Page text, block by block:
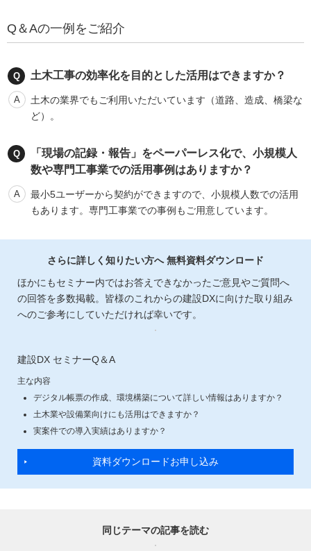
Q＆Aの一例をご紹介
土木工事の効率化を目的とした活用はできますか？
土木の業界でもご利用いただいています（道路、造成、橋梁な
ど）。
「現場の記録・報告」をペーパーレス化で、小規模人
数や専門工事業での活用事例はありますか？
最小5ユーザーから契約ができますので、小規模人数での活用
もあります。専門工事業での事例もご用意しています。
さらに詳しく知りたい方へ 無料資料ダウンロード
ほかにもセミナー内ではお答えできなかったご意見やご質問へ
の回答を多数掲載。皆様のこれからの建設DXに向けた取り組み
へのご参考にしていただければ幸いです。
建設DX セミナーQ＆A
主な内容
デジタル帳票の作成、環境構築について詳しい情報はありますか？
土木業や設備業向けにも活用はできますか？
実案件での導入実績はありますか？
資料ダウンロードお申し込み
同じテーマの記事を読む